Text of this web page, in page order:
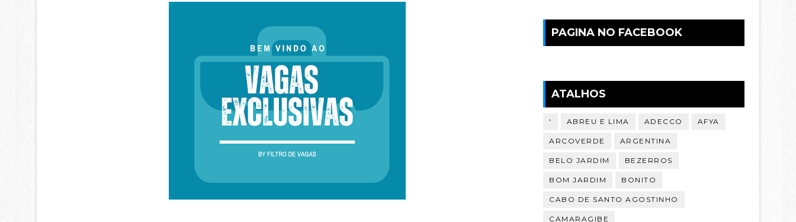
PAGINA NO FACEBOOK
ATALHOS
' ABREU E LIMA ADECCO AFYA
ARCOVERDE ARGENTINA
BELO JARDIM BEZERROS
BOM JARDIM BONITO
CABO DE SANTO AGOSTINHO
CAMARAGIBE